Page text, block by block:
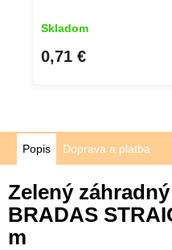
Skladom
0,71 €
Popis Doprava a platba
Zelený
BRADAS
m